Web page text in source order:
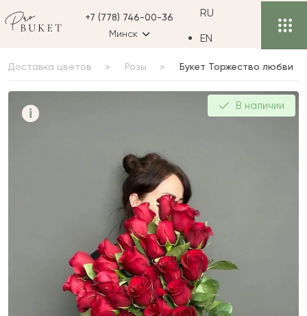
+7 (778) 746-00-36
Минск
RU
EN
Доставка цветов Розы Букет Торжество любви
i
Букет Торжество любви В наличии